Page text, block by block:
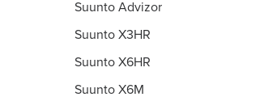
Suunto Advizor
Suunto X3HR
Suunto X6HR
Suunto X6M